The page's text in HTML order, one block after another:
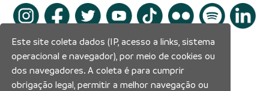
Este site coleta dados (IP, acesso a links, sistema
operacional e navegador), por meio de cookies ou
dos navegadores. A coleta é para cumprir
obrigação legal, permitir a melhor navegação ou